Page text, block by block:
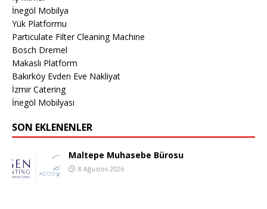
İnegöl Mobilya
Yük Platformu
Particulate Filter Cleaning Machine
Bosch Dremel
Makaslı Platform
Bakırköy Evden Eve Nakliyat
İzmir Catering
İnegöl Mobilyası
SON EKLENENLER
Maltepe Muhasebe Bürosu
8 Ağustos 2026